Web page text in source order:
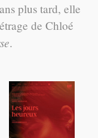
plus tard, elle
de Chloé
.